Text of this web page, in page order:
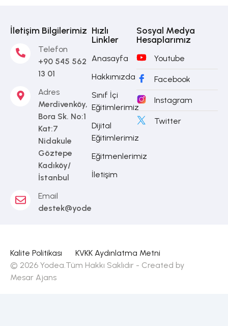
İletişim Bilgilerimiz
Telefon
+90 545 562
13 01
Adres
Merdivenköy,
Bora Sk. No:1
Kat:7
Nidakule
Göztepe
Kadıköy/
İstanbul
Email
destek@yodea.com.tr
Hızlı
Linkler
Anasayfa
Hakkımızda
Sınıf İçi
Eğitimlerimiz
Dijital
Eğitimlerimiz
Eğitmenlerimiz
İletişim
Sosyal Medya
Hesaplarımız
Youtube
Facebook
Instagram
Twitter
Kalite Politikası
KVKK Aydınlatma Metni
© 2026 Yodea.Tüm Hakkı Saklıdır - Created by
Mesar Ajans